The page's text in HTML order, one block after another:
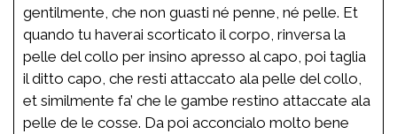
gentilmente, che non guasti né penne, né pelle. Et
quando tu haverai scorticato il corpo, rinversa la
pelle del collo per insino apresso al capo, poi taglia
il ditto capo, che resti attaccato ala pelle del collo,
et similmente fa’ che le gambe restino attaccate ala
pelle de le cosse. Da poi acconcialo molto bene